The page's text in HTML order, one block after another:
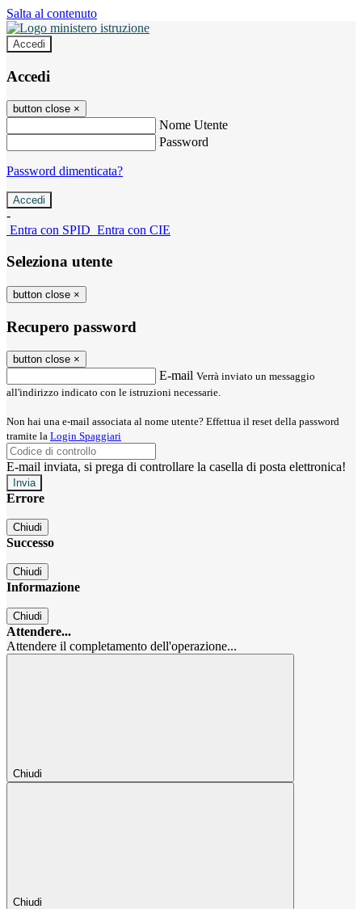
Salta al contenuto
Accedi
Accedi
button close ×
Nome Utente
Password
Password dimenticata?
-
Entra con SPID Entra con CIE
Seleziona utente
button close ×
Recupero password
button close ×
E-mail Verrà inviato un messaggio
all'indirizzo indicato con le istruzioni necessarie.
Non hai una e-mail associata al nome utente? Effettua il reset della password
tramite la Login Spaggiari
E-mail inviata, si prega di controllare la casella di posta elettronica!
Errore
Chiudi
Successo
Chiudi
Informazione
Chiudi
Attendere...
Attendere il completamento dell'operazione...
Chiudi
Chiudi